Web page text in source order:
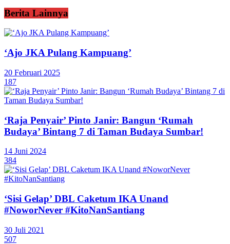
Berita Lainnya
‘Ajo JKA Pulang Kampuang’
20 Februari 2025
187
‘Raja Penyair’ Pinto Janir: Bangun ‘Rumah
Budaya’ Bintang 7 di Taman Budaya Sumbar!
14 Juni 2024
384
‘Sisi Gelap’ DBL Caketum IKA Unand
#NoworNever #KitoNanSantiang
30 Juli 2021
507